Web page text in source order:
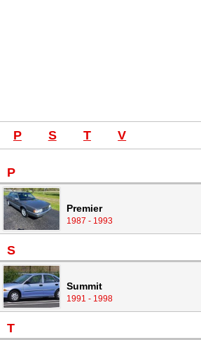
P S T V
P
Premier
1987 - 1993
S
Summit
1991 - 1998
T